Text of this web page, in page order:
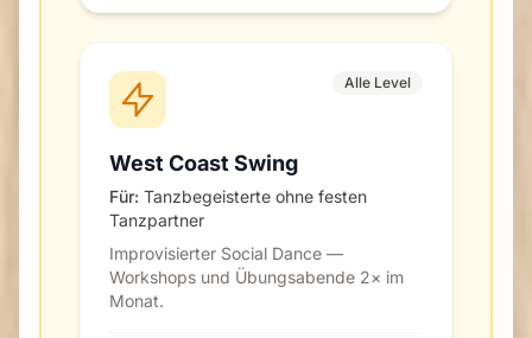
Alle Level
West Coast Swing
Für: Tanzbegeisterte ohne festen
Tanzpartner
Improvisierter Social Dance —
Workshops und Übungsabende 2× im
Monat.